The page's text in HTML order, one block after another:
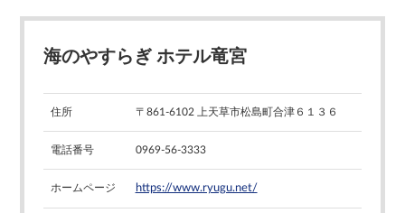
海のやすらぎ ホテル竜宮
住所 〒861-6102 上天草市松島町合津６１３６
電話番号 0969-56-3333
ホームページ https://www.ryugu.net/